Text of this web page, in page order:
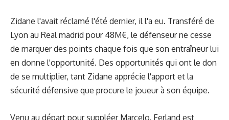
Zidane l'avait réclamé l'été dernier, il l'a eu. Transféré de
Lyon au Real madrid pour 48M€, le défenseur ne cesse
de marquer des points chaque fois que son entraîneur lui
en donne l'opportunité. Des opportunités qui ont le don
de se multiplier, tant Zidane apprécie l'apport et la
sécurité défensive que procure le joueur à son équipe.
Venu au départ pour suppléer Marcelo, Ferland est